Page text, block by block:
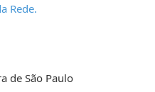
Rede.
de São Paulo